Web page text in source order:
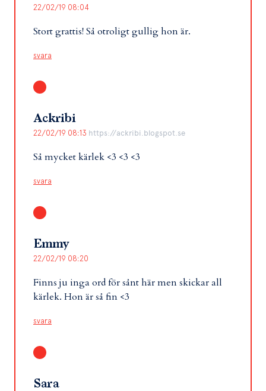
22/02/19 08:04
Stort grattis! Så otroligt gullig hon är.
svara
Ackribi
22/02/19 08:13 https://ackribi.blogspot.se
Så mycket kärlek <3 <3 <3
svara
Emmy
22/02/19 08:20
Finns ju inga ord för sånt här men skickar all
kärlek. Hon är så fin <3
svara
Sara